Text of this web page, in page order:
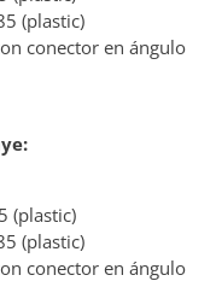
(plastic)
conector en ángulo
(plastic)
(plastic)
conector en ángulo